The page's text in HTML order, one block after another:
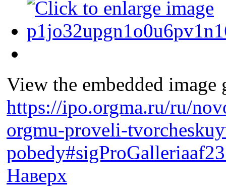
View the embedded
https://ipo.orgma.ru/ru/
orgmu-proveli-
Наверх